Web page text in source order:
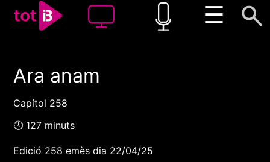
☰
00:00 00:00
Ara anam
Capítol 258
🕓 127 minuts
Edició 258 emès dia 22/04/25